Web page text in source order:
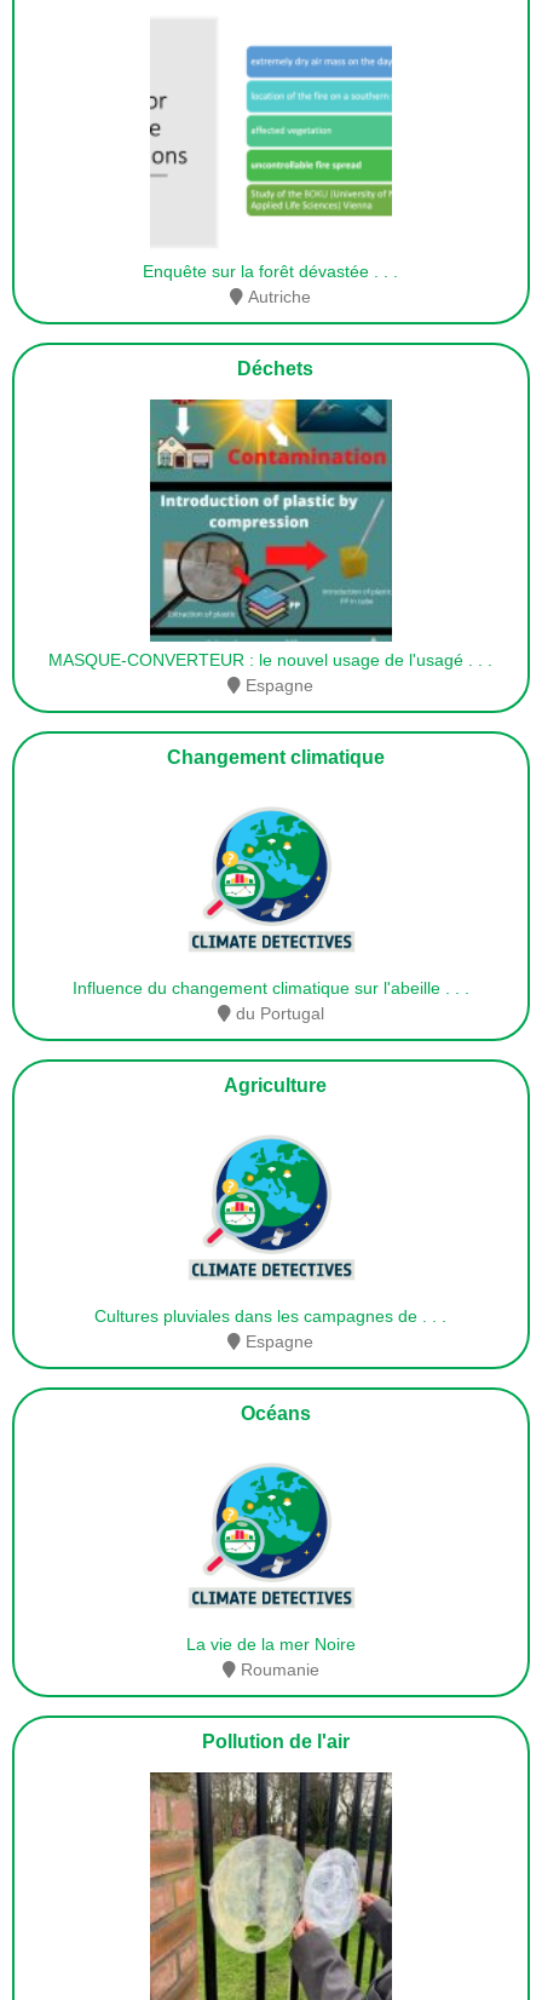
Enquête sur la forêt dévastée
Autriche
Déchets
MASQUE-CONVERTEUR : le nouvel usage de l'usagé
Espagne
Changement climatique
Influence du changement climatique sur l'abeille
du Portugal
Agriculture
Cultures pluviales dans les campagnes de
Espagne
Océans
La vie de la mer Noire
Roumanie
Pollution de l'air